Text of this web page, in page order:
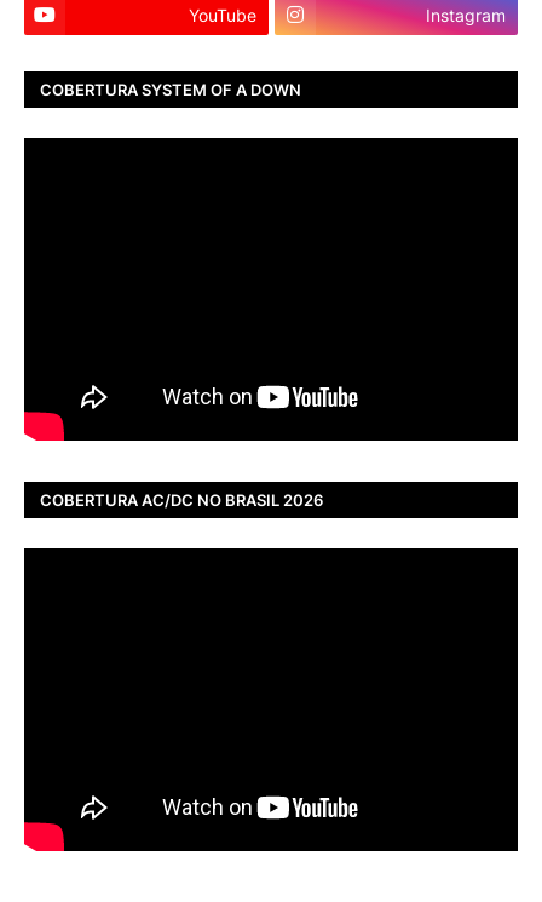
YouTube Instagram
COBERTURA SYSTEM OF A DOWN
COBERTURA AC/DC NO BRASIL 2026